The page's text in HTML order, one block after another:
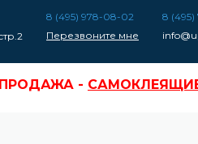
8 (495) 978-08-02
Перезвоните мне
8 (495)
-
- САМОКЛЕЯЩИЕСЯ